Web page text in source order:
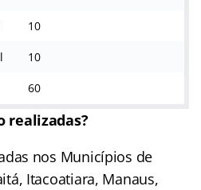
10
10
60
realizadas?
nos Municípios de
Itacoatiara, Manaus,